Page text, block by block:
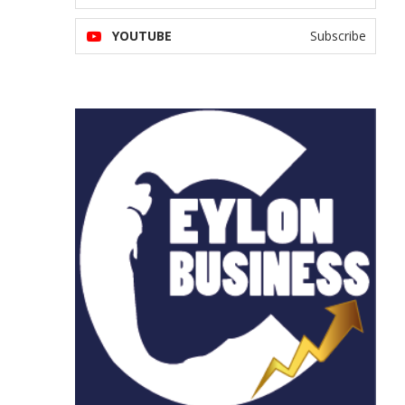
YOUTUBE Subscribe